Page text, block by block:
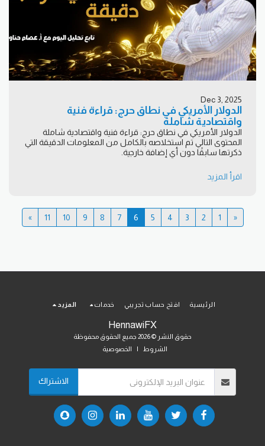
Dec 3, 2025
الدولار الأمريكي في نطاق حرج: قراءة فنية
واقتصادية شاملة
الدولار الأمريكي في نطاق حرج: قراءة فنية واقتصادية شاملة
المحتوى التالي تم استخلاصه بالكامل من المعلومات الدقيقة التي
ذكرتها سابقًا دون أي إضافة خارجية.
اقرأ المزيد
«
1
2
3
4
5
6
7
8
9
10
11
»
HennawiFX
حقوق النشر © 2026 جميع الحقوق محفوظة
الشروط
| الخصوصية
الرئيسية افتح حساب تجريبي خدمات المزيد
الاشتراك